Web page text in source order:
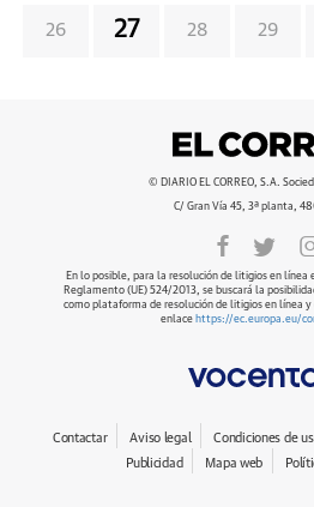
26 27 28 29
© DIARIO EL CORREO, S.A.
C/ Gran Vía 45, 3ª planta,
En lo posible, para la resolución de litigios en línea
Reglamento (UE) 524/2013, se buscará la
como plataforma de resolución de litigios en línea
enlace https://ec.europa.eu/
Contactar Aviso legal Condiciones de
Publicidad
Mapa web